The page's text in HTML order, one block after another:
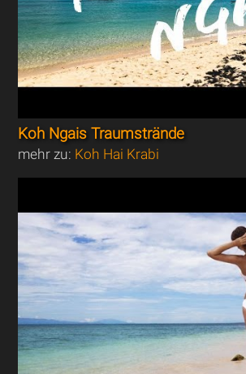
Koh Ngais Traumstrände
mehr zu: Koh Hai Krabi